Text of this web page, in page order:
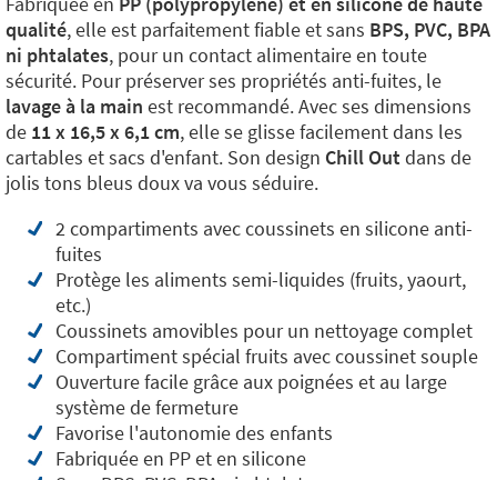
qualité, elle est parfaitement fiable et sans BPS, PVC, BPA
ni phtalates, pour un contact alimentaire en toute
sécurité. Pour préserver ses propriétés anti-fuites, le
lavage à la main est recommandé. Avec ses dimensions
de 11 x 16,5 x 6,1 cm, elle se glisse facilement dans les
cartables et sacs d'enfant. Son design Chill Outdans de
jolis tons bleus doux va vous séduire.
2 compartiments avec coussinets en silicone anti-
fuites
Protège les aliments semi-liquides (fruits, yaourt,
etc.)
Coussinets amovibles pour un nettoyage complet
Compartiment spécial fruits avec coussinet souple
Ouverture facile grâce aux poignées et au large
système de fermeture
Favorise l'autonomie des enfants
Fabriquée en PP et en silicone